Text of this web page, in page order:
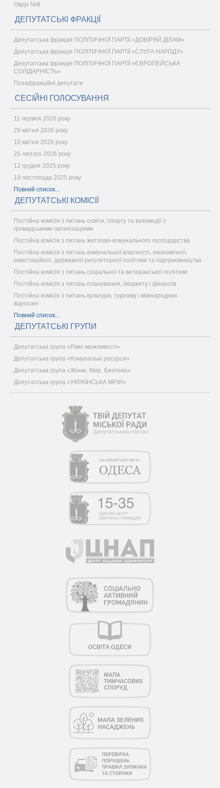
Округ №8
ДЕПУТАТСЬКІ ФРАКЦІЇ
Депутатська фракція ПОЛІТИЧНОЇ ПАРТІЇ «ДОВІРЯЙ ДІЛАМ»
Депутатська фракція ПОЛІТИЧНОЇ ПАРТІЇ «СЛУГА НАРОДУ»
Депутатська фракція ПОЛІТИЧНОЇ ПАРТІЇ «ЄВРОПЕЙСЬКА
СОЛІДАРНІСТЬ»
Позафракційні депутати
СЕСІЙНІ ГОЛОСУВАННЯ
11 червня 2026 року
29 квітня 2026 року
10 квітня 2026 року
25 лютого 2026 року
12 грудня 2025 року
19 листопада 2025 року
Повний список...
ДЕПУТАТСЬКІ КОМІСІЇ
Постійна комісія з питань освіти, спорту та взаємодії з
громадськими організаціями
Постійна комісія з питань житлово-комунального господарства
Постійна комісія з питань комунальної власності, економічної,
інвестиційної, державної регуляторної політики та підприємництва
Постійна комісія з питань соціальної та ветеранської політики
Постійна комісія з питань планування, бюджету і фінансів
Постійна комісія з питань культури, туризму і міжнародних
відносин
Повний список...
ДЕПУТАТСЬКІ ГРУПИ
Депутатська група «Рівні можливості»
Депутатська група «Комунальні ресурси»
Депутатська група «Жінки. Мир. Безпека»
Депутатська група «УКРАЇНСЬКА МРІЯ»